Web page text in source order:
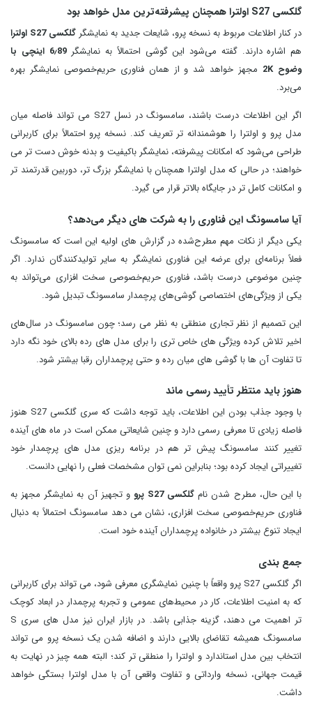
گلکسی S27 اولترا همچنان پیشرفته‌ترین مدل خواهد بود
در کنار اطلاعات مربوط به نسخه پرو، شایعات جدید به نمایشگر گلکسی S27 اولترا
هم اشاره دارند. گفته می‌شود این گوشی احتمالاً به نمایشگر
6٫89 اینچی با
وضوح 2K
مجهز خواهد شد و از همان فناوری حریم‌خصوصی نمایشگر بهره
می‌برد.
اگر این اطلاعات درست باشند، سامسونگ در نسل S27 می‌ تواند فاصله میان
مدل پرو و اولترا را هوشمندانه‌ تر تعریف کند. نسخه پرو احتمالاً برای کاربرانی
طراحی می‌شود که امکانات پیشرفته، نمایشگر باکیفیت و بدنه خوش‌ دست‌ تر می
خواهند؛ در حالی که مدل اولترا همچنان با نمایشگر بزرگ‌ تر، دوربین قدرتمند تر
و امکانات کامل‌ تر در جایگاه بالاتر قرار می‌ گیرد.
آیا سامسونگ این فناوری را به شرکت‌ های دیگر می‌دهد؟
یکی دیگر از نکات مهم مطرح‌شده در گزارش‌ های اولیه این است که سامسونگ
فعلاً برنامه‌ای برای عرضه این فناوری نمایشگر به سایر تولیدکنندگان ندارد. اگر
چنین موضوعی درست باشد، فناوری حریم‌خصوصی سخت‌ افزاری می‌تواند به
یکی از ویژگی‌های اختصاصی گوشی‌های پرچمدار سامسونگ تبدیل شود.
این تصمیم از نظر تجاری منطقی به نظر می رسد؛ چون سامسونگ در سال‌های
اخیر تلاش کرده ویژگی‌ های خاص‌ تری را برای مدل‌ های رده‌ بالای خود نگه دارد
تا تفاوت آن‌ ها با گوشی‌ های میان‌ رده و حتی پرچمداران رقبا بیشتر شود.
هنوز باید منتظر تأیید رسمی ماند
با وجود جذاب بودن این اطلاعات، باید توجه داشت که سری گلکسی S27 هنوز
فاصله زیادی تا معرفی رسمی دارد و چنین شایعاتی ممکن است در ماه‌ های آینده
تغییر کنند سامسونگ پیش‌ تر هم در برنامه‌ ریزی مدل‌ های پرچمدار خود
تغییراتی ایجاد کرده بود؛ بنابراین نمی توان مشخصات فعلی را نهایی دانست.
با این حال، مطرح شدن نام گلکسی S27 پرو
و تجهیز آن به نمایشگر مجهز به
فناوری حریم‌خصوصی سخت‌ افزاری، نشان می دهد سامسونگ احتمالاً به‌ دنبال
ایجاد تنوع بیشتر در خانواده پرچمداران آینده خود است.
جمع بندی
اگر گلکسی S27 پرو واقعاً با چنین نمایشگری معرفی شود، می تواند برای کاربرانی
که به امنیت اطلاعات، کار در محیط‌های عمومی و تجربه پرچمدار در ابعاد کوچک
تر اهمیت می دهند، گزینه جذابی باشد. در بازار ایران نیز مدل‌ های سری S
سامسونگ همیشه تقاضای بالایی دارند و اضافه شدن یک نسخه پرو می‌ تواند
انتخاب بین مدل استاندارد و اولترا را منطقی‌ تر کند؛ البته همه‌ چیز در نهایت به
قیمت جهانی، نسخه وارداتی و تفاوت واقعی آن با مدل اولترا بستگی خواهد
داشت.